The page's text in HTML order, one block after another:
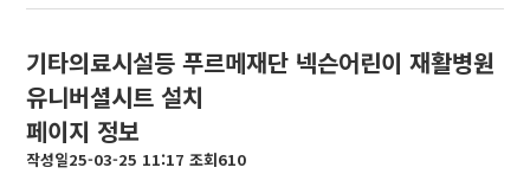
기타의료시설등 푸르메재단 넥슨어린이 재활병원
유니버셜시트 설치
페이지 정보
작성일25-03-25 11:17 조회610